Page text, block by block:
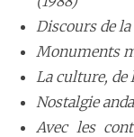
Discours de
Monuments
La culture, de
Nostalgie
Avec les